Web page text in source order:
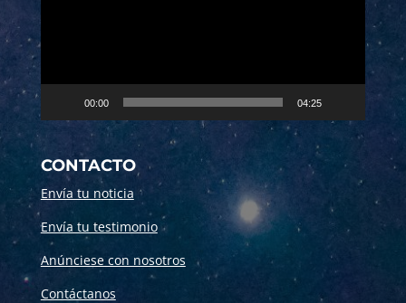
00:00 04:25
CONTACTO
Envía tu noticia
Envía tu testimonio
Anúnciese con nosotros
Contáctanos